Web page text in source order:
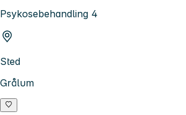
Psykosebehandling 4
Sted
Grålum